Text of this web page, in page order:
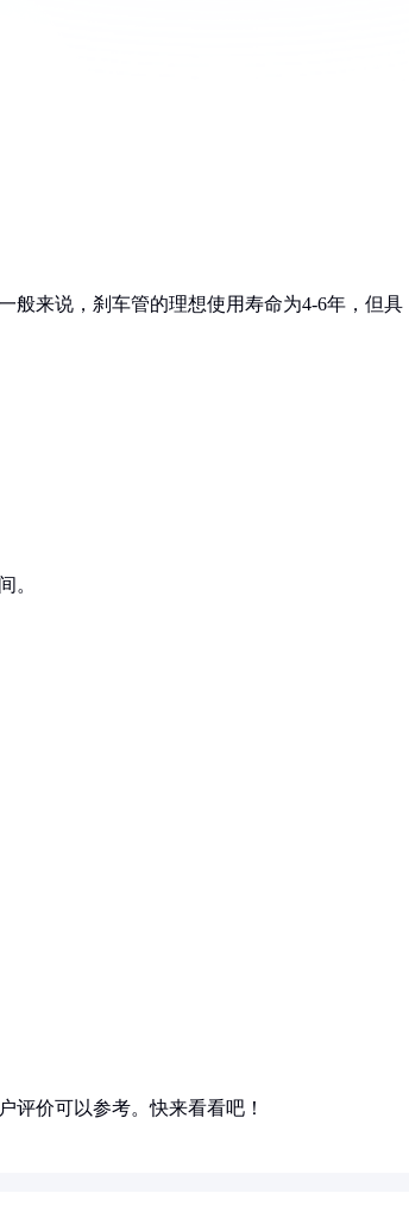
般来说，刹车管的理想使用寿命为4-6年，但具
。
评价可以参考。快来看看吧！